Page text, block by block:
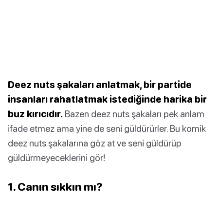
Deez nuts şakaları anlatmak, bir partide
insanları rahatlatmak istediğinde harika bir
buz kırıcıdır. Bazen deez nuts şakaları pek anlam
ifade etmez ama yine de seni güldürürler. Bu komik
deez nuts şakalarına göz at ve seni güldürüp
güldürmeyeceklerini gör!
1. Canın sıkkın mı?